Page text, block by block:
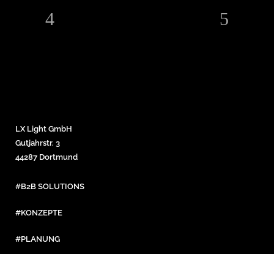
LX Light GmbH
Gutjahrstr. 3
44287 Dortmund
#B2B SOLUTIONS
#KONZEPTE
#PLANUNG